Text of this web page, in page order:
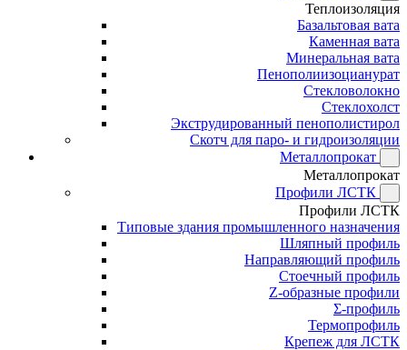
Теплоизоляция
Базальтовая вата
Каменная вата
Минеральная вата
Пенополиизоцианурат
Стекловолокно
Стеклохолст
Экструдированный пенополистирол
Скотч для паро- и гидроизоляции
Металлопрокат
Металлопрокат
Профили ЛСТК
Профили ЛСТК
Типовые здания промышленного назначения
Шляпный профиль
Направляющий профиль
Стоечный профиль
Z-образные профили
Σ-профиль
Термопрофиль
Крепеж для ЛСТК